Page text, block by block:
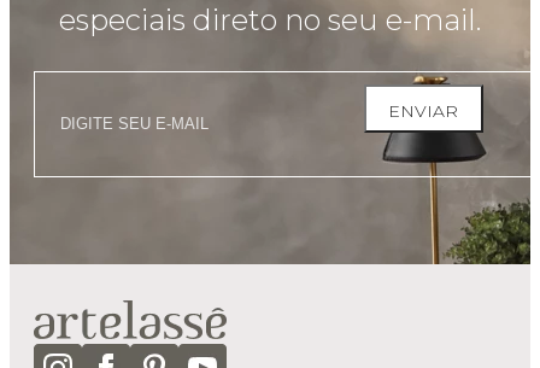
especiais direto no seu e-mail.
ENVIAR